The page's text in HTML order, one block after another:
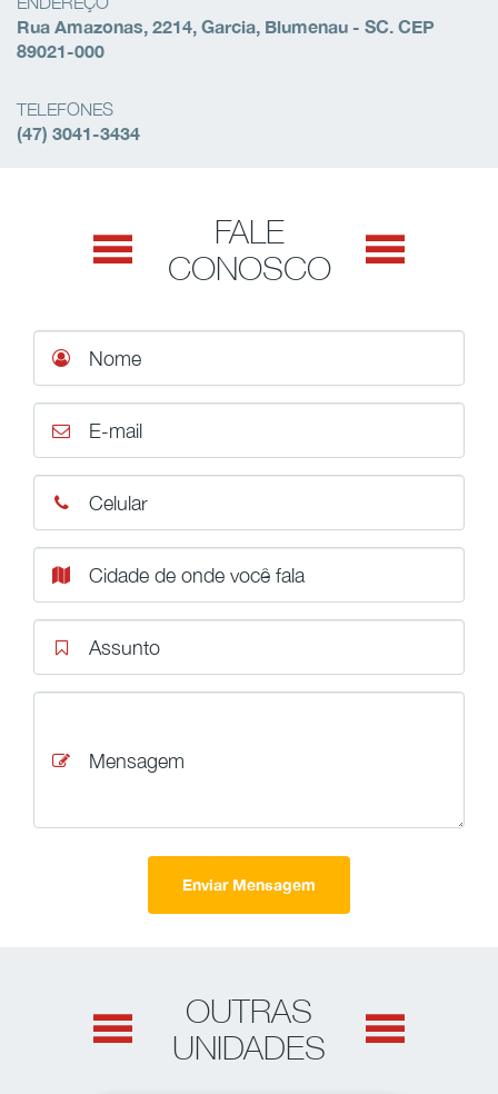
Rua Amazonas, 2214, Garcia, Blumenau - SC. CEP
89021-000
TELEFONES
(47) 3041-3434
FALE
CONOSCO
Nome
E-mail
Celular
Cidade de onde você fala
Assunto
Mensagem
Enviar Mensagem
OUTRAS
UNIDADES